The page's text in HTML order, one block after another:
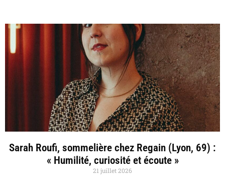
Sarah Roufi, sommelière chez Regain (Lyon, 69) :
« Humilité, curiosité et écoute »
21 juillet 2026